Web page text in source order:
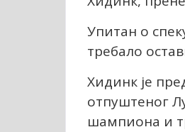
Упитан о
требало
Хидинк је
отпуштеног
шампиона и